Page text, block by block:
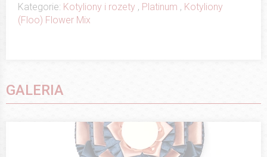
Kategorie: Kotyliony i rozety , Platinum , Kotyliony
(Floo) Flower Mix
GALERIA